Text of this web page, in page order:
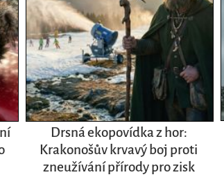
Drsná ekopovídka z hor:
Krakonošův krvavý boj proti
zneužívání přírody pro zisk